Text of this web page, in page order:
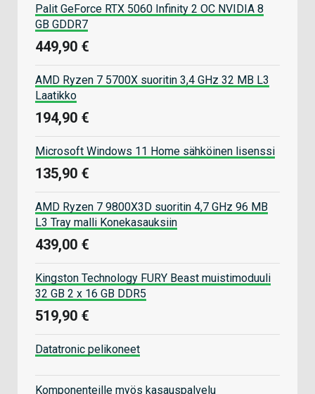
Palit GeForce RTX 5060 Infinity 2 OC NVIDIA 8
GB GDDR7
449,90 €
AMD Ryzen 7 5700X suoritin 3,4 GHz 32 MB L3
Laatikko
194,90 €
Microsoft Windows 11 Home sähköinen lisenssi
135,90 €
AMD Ryzen 7 9800X3D suoritin 4,7 GHz 96 MB
L3 Tray malli Konekasauksiin
439,00 €
Kingston Technology FURY Beast muistimoduuli
32 GB 2 x 16 GB DDR5
519,90 €
Datatronic pelikoneet
Komponenteille myös kasauspalvelu